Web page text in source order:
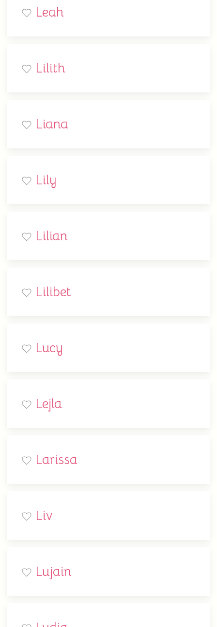
Leah
Lilith
Liana
Lily
Lilian
Lilibet
Lucy
Lejla
Larissa
Liv
Lujain